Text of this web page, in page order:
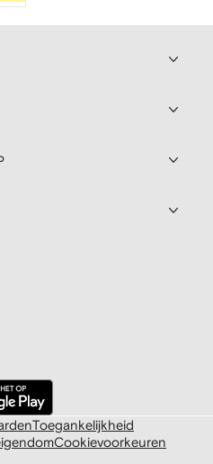
Toegankelijkheid
Cookievoorkeuren